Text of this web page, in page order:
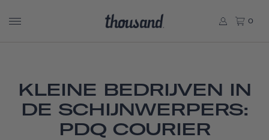
0
KLEINE BEDRIJVEN IN
DE SCHIJNWERPERS:
PDQ COURIER